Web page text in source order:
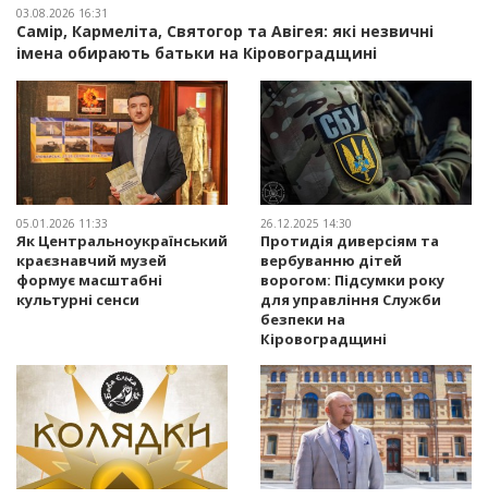
03.08.2026 16:31
Самір, Кармеліта, Святогор та Авігея: які незвичні
імена обирають батьки на Кіровоградщині
05.01.2026 11:33
Як Центральноукраїнський
краєзнавчий музей
формує масштабні
культурні сенси
26.12.2025 14:30
Протидія диверсіям та
вербуванню дітей
ворогом: Підсумки року
для управління Служби
безпеки на
Кіровоградщині